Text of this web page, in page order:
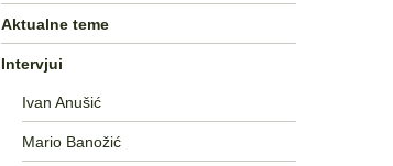
Aktualne teme
Intervjui
Ivan Anušić
Mario Banožić